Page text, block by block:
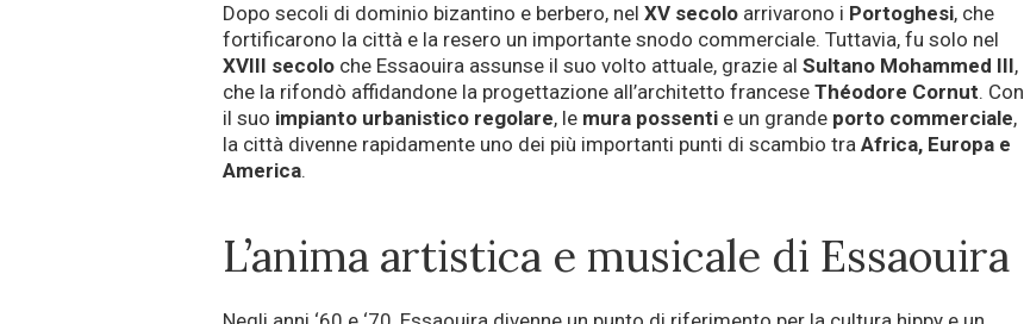
Dopo secoli di dominio bizantino e berbero, nel XV secolo arrivarono i Portoghesi, che
fortificarono la città e la resero un importante snodo commerciale. Tuttavia, fu solo nel
XVIII secolo che Essaouira assunse il suo volto attuale, grazie al Sultano Mohammed III,
che la rifondò affidandone la progettazione all’architetto francese Théodore Cornut. Con
il suo impianto urbanistico regolare, le mura possenti e un grande porto commerciale,
la città divenne rapidamente uno dei più importanti punti di scambio tra Africa, Europa e
America.
L’anima artistica e musicale di Essaouira